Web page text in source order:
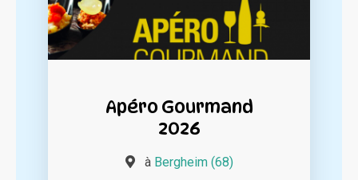
Apéro Gourmand
2026
à Bergheim (68)